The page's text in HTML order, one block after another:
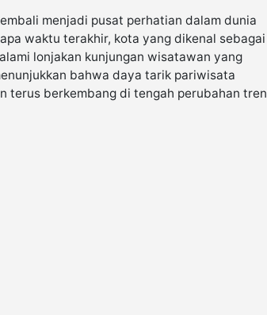
menjadi pusat perhatian dalam dunia
waktu terakhir, kota yang dikenal sebagai
lonjakan kunjungan wisatawan yang
bahwa daya tarik pariwisata
terus berkembang di tengah perubahan tren